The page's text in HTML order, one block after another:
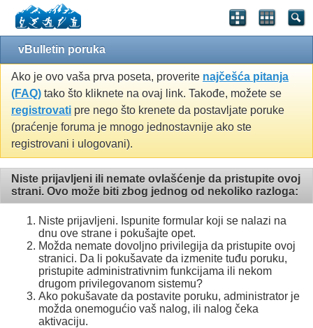
vBulletin poruka
Ako je ovo vaša prva poseta, proverite najčešća pitanja
(FAQ) tako što kliknete na ovaj link. Takođe, možete se
registrovati pre nego što krenete da postavljate poruke
(praćenje foruma je mnogo jednostavnije ako ste
registrovani i ulogovani).
Niste prijavljeni ili nemate ovlašćenje da pristupite ovoj
strani. Ovo može biti zbog jednog od nekoliko razloga:
Niste prijavljeni. Ispunite formular koji se nalazi na
dnu ove strane i pokušajte opet.
Možda nemate dovoljno privilegija da pristupite ovoj
stranici. Da li pokušavate da izmenite tuđu poruku,
pristupite administrativnim funkcijama ili nekom
drugom privilegovanom sistemu?
Ako pokušavate da postavite poruku, administrator je
možda onemogućio vaš nalog, ili nalog čeka
aktivaciju.